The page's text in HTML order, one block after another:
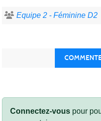
Equipe 2 - Féminine D2
Connectez-vous pour